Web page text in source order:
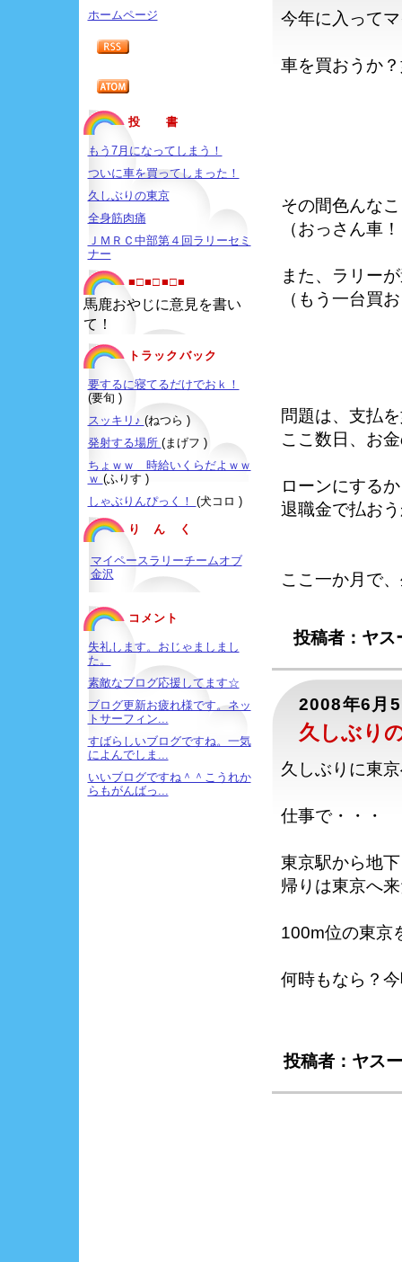
ホームページ
投 書
もう7月になってしまう！
ついに車を買ってしまった！
久しぶりの東京
全身筋肉痛
ＪＭＲＣ中部第４回ラリーセミ
ナー
■□■□■□■
馬鹿おやじに意見を書い
て！
トラックバック
要するに寝てるだけでおｋ！
(要旬 )
スッキリ♪ (ねつら )
発射する場所 (まげフ )
ちょｗｗ 時給いくらだよｗｗ
ｗ (ふりす )
しゃぶりんぴっく！ (犬コロ )
り ん く
マイペースラリーチームオブ
金沢
コメント
失礼します。おじゃましまし
た。
素敵なブログ応援してます☆
ブログ更新お疲れ様です。ネッ
トサーフィン...
すばらしいブログですね。一気
によんでしま...
いいブログですね＾＾こうれか
らもがんばっ...
今年に入って
車を買おうか
その間色んな
（おっさん車
また、ラリー
（もう一台買
問題は、支払
ここ数日、お
ローンにする
退職金で払お
ここ一か月で
投稿者：ヤ
2008年6月
久しぶり
久しぶりに東
仕事で・・・
東京駅から地
帰りは東京へ
100m位の東京
何時もなら？
投稿者：ヤス